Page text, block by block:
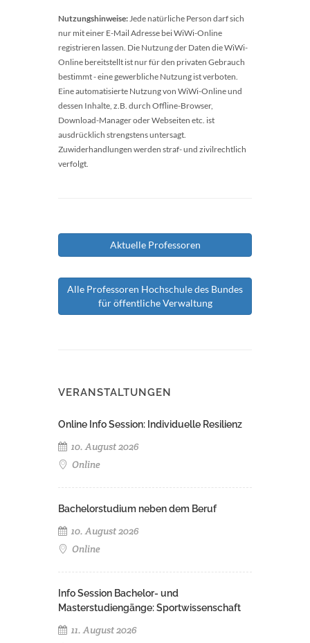
Nutzungshinweise:Jede natürliche Person darf sich
nur mit einer E-Mail Adresse bei WiWi-Online
registrieren lassen. Die Nutzung der Daten die WiWi-
Online bereitstellt ist nur für den privaten Gebrauch
bestimmt - eine gewerbliche Nutzung ist verboten.
Eine automatisierte Nutzung von WiWi-Online und
dessen Inhalte, z.B. durch Offline-Browser,
Download-Manager oder Webseiten etc. ist
ausdrücklich strengstens untersagt.
Zuwiderhandlungen werden straf- und zivilrechtlich
verfolgt.
Aktuelle Professoren
Alle Professoren Hochschule des Bundes
für öffentliche Verwaltung
VERANSTALTUNGEN
Online Info Session: Individuelle Resilienz
10. August 2026
Online
Bachelorstudium neben dem Beruf
10. August 2026
Online
Info Session Bachelor- und
Masterstudiengänge: Sportwissenschaft
11. August 2026